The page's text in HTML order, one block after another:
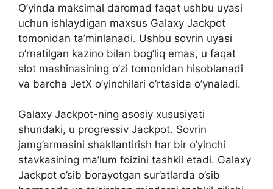
O’yinda maksimal daromad faqat ushbu uyasi
uchun ishlaydigan maxsus Galaxy Jackpot
tomonidan ta’minlanadi. Ushbu sovrin uyasi
o’rnatilgan kazino bilan bog’liq emas, u faqat
slot mashinasining o’zi tomonidan hisoblanadi
va barcha JetX o’yinchilari o’rtasida o’ynaladi.
Galaxy Jackpot-ning asosiy xususiyati
shundaki, u progressiv Jackpot. Sovrin
jamg’armasini shakllantirish har bir o’yinchi
stavkasining ma’lum foizini tashkil etadi. Galaxy
Jackpot o’sib borayotgan sur’atlarda o’sib